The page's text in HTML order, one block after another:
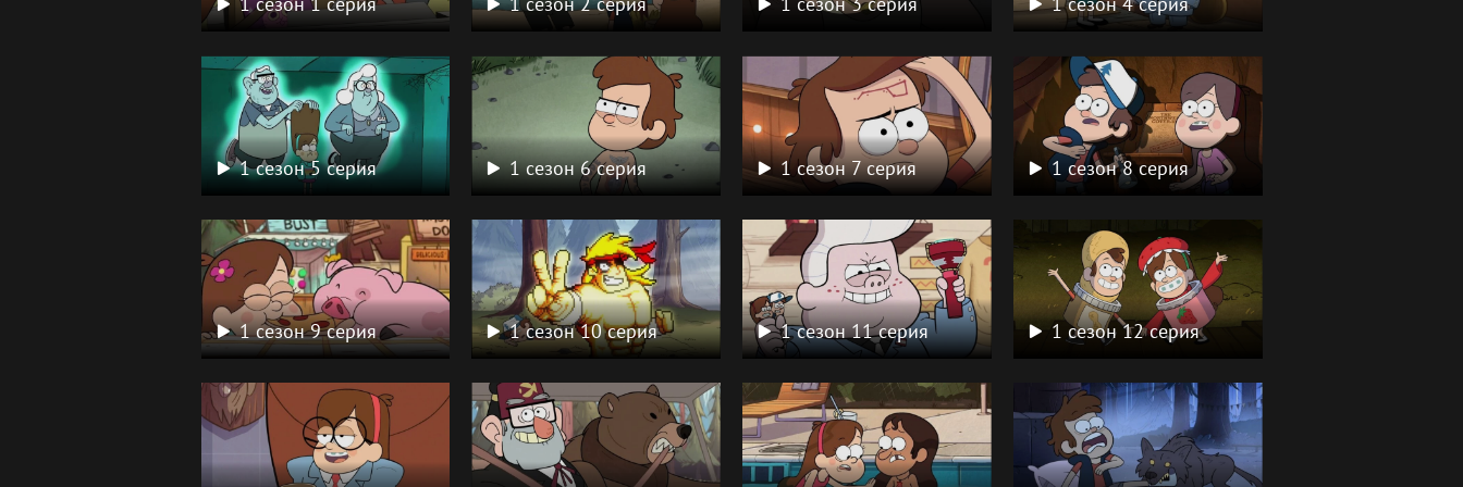
1 сезон 5 серия 1 сезон 6 серия 1 сезон 7 серия 1 сезон 8 серия
1 сезон 9 серия 1 сезон 10 серия 1 сезон 11 серия 1 сезон 12 серия